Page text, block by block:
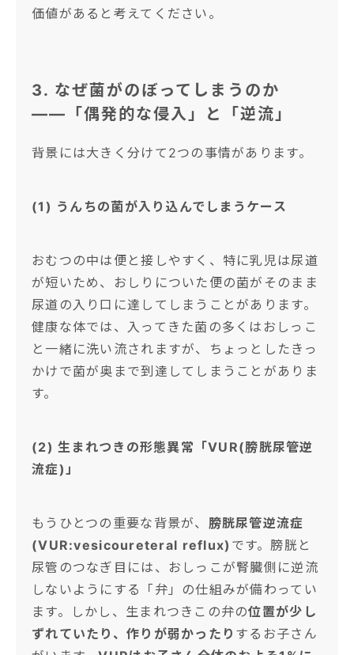
価値があると考えてください。
3. なぜ菌がのぼってしまうのか
――「偶発的な侵入」と「逆流」
背景には大きく分けて2つの事情があります。
(1) うんちの菌が入り込んでしまうケース
おむつの中は便と接しやすく、特に乳児は尿道
が短いため、おしりについた便の菌がそのまま
尿道の入り口に達してしまうことがあります。
健康な体では、入ってきた菌の多くはおしっこ
と一緒に洗い流されますが、ちょっとしたきっ
かけで菌が奥まで到達してしまうことがありま
す。
(2) 生まれつきの形態異常「VUR(膀胱尿管逆
流症)」
もうひとつの重要な背景が、 膀胱尿管逆流症
(VUR:vesicoureteral reflux) です。膀胱と
尿管のつなぎ目には、おしっこが腎臓側に逆流
しないようにする「弁」の仕組みが備わってい
ます。しかし、生まれつきこの弁の位置が少し
ずれていたり、作りが弱かったり するお子さん